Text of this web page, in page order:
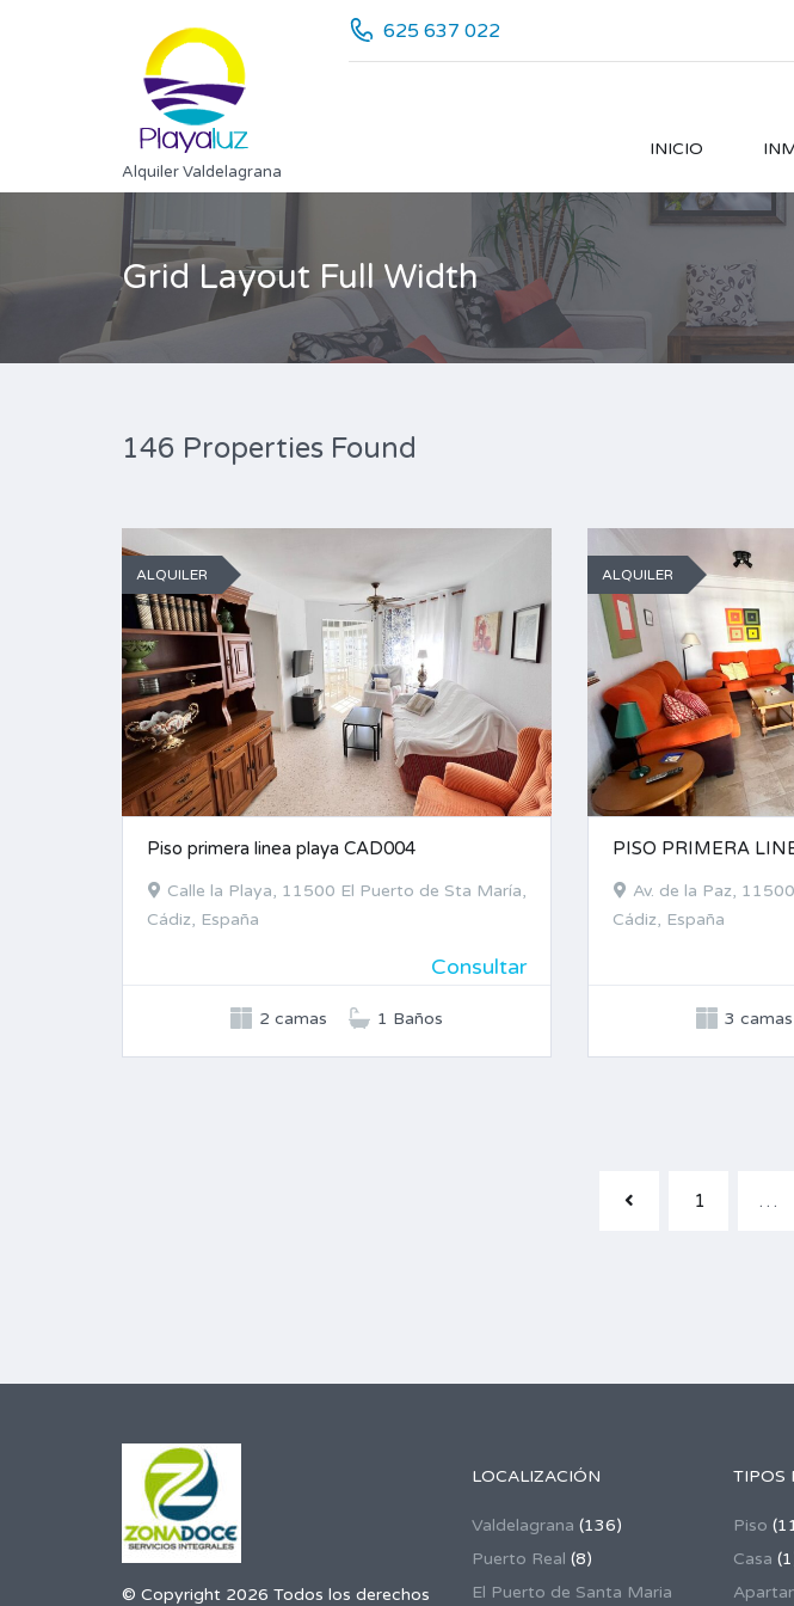
Alquiler Valdelagrana
625 637 022
INICIO
Grid Layout Full Width
146 Properties Found
ALQUILER
Piso primera linea playa CAD004
Calle la Playa, 11500 El Puerto de Sta María,
Cádiz, España
Consultar
2 camas 1 Baños
ALQUILER
PISO PRIMERA
Av. de la Paz,
Cádiz, España
3 camas
1 …
© Copyright 2026 Todos los derechos
LOCALIZACIÓN
Valdelagrana (136)
Puerto Real (8)
El Puerto de Santa Maria
TIPOS
Piso
Casa